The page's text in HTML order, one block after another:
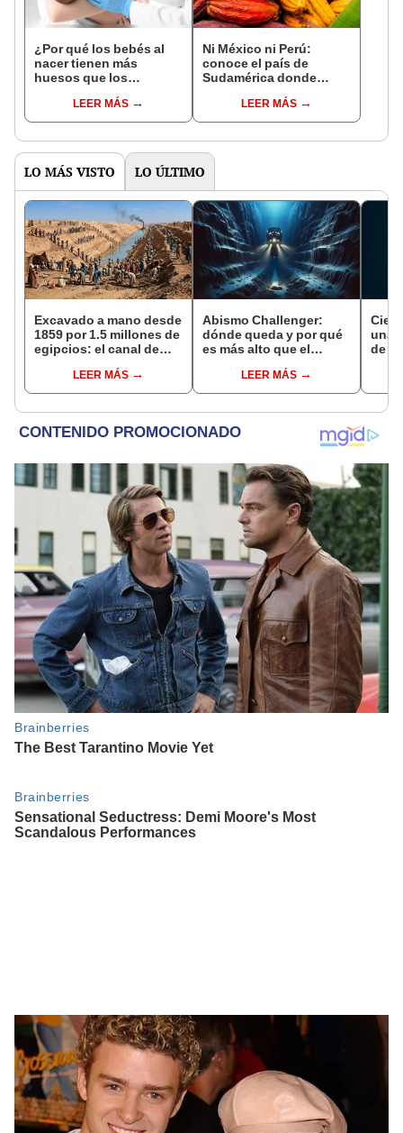
¿Por qué los bebés al
nacer tienen más
huesos que los
LEER MÁS
Ni México ni Perú:
conoce el país de
Sudamérica donde
estudioLEER MÁS
LO MÁS VISTO LO ÚLTIMO
Excavado a mano desde
1859 por 1.5 millones de
egipcios: el canal de
británicos en 1875 para
saldar la deuda
LEER MÁS
Abismo Challenger:
dónde queda y por qué
es más alto que el
LEER MÁS
una
de la